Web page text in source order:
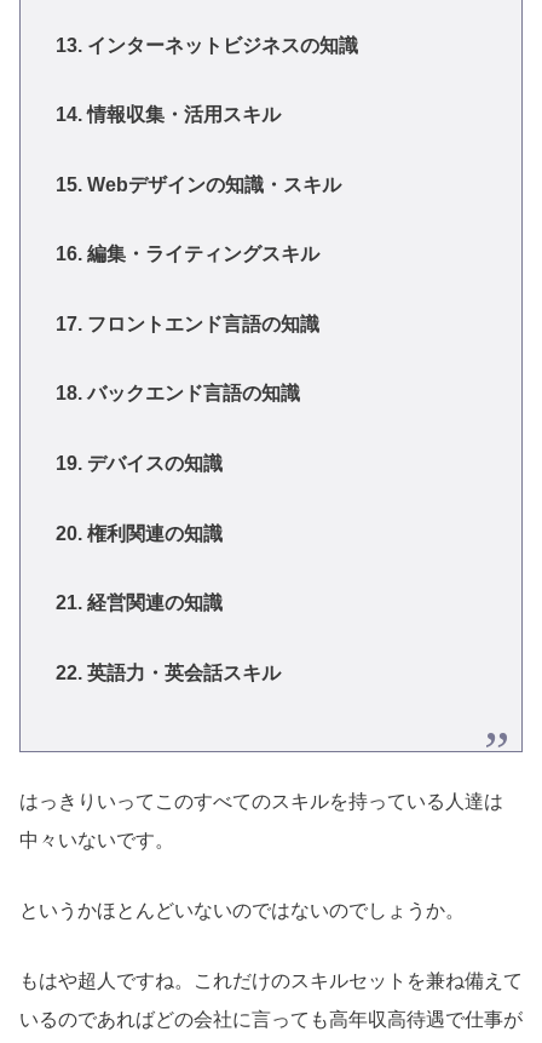
13. インターネットビジネスの知識
14. 情報収集・活用スキル
15. Webデザインの知識・スキル
16. 編集・ライティングスキル
17. フロントエンド言語の知識
18. バックエンド言語の知識
19. デバイスの知識
20. 権利関連の知識
21. 経営関連の知識
22. 英語力・英会話スキル
はっきりいってこのすべてのスキルを持っている人達は
中々いないです。
というかほとんどいないのではないのでしょうか。
もはや超人ですね。これだけのスキルセットを兼ね備えて
いるのであればどの会社に言っても高年収高待遇で仕事が